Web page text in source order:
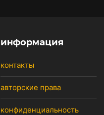
информация
контакты
авторские права
конфиденциальность